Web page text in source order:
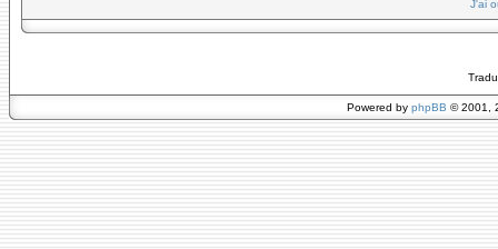
J'ai
Powered by phpBB © 2001,